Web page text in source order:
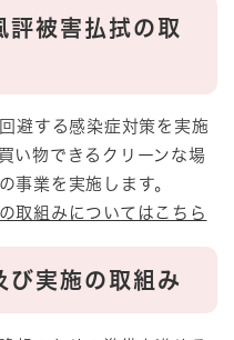
被害払拭の取
避する感染症対策を実施
い物できるクリーンな場
事業を実施します。
取組みについてはこちら
実施の取組み